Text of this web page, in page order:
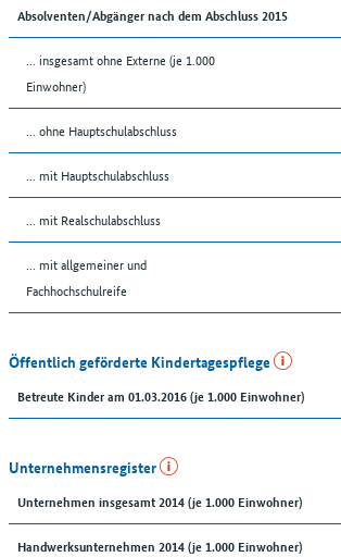
Absolventen/Abgänger nach dem Abschluss 2015
... insgesamt ohne Externe (je 1.000
Einwohner)
... ohne Hauptschulabschluss
... mit Hauptschulabschluss
... mit Realschulabschluss
... mit allgemeiner und
Fachhochschulreife
Öffentlich geförderte Kindertagespflege
Betreute Kinder am 01.03.2016 (je 1.000 Einwohner)
Unternehmensregister
Unternehmen insgesamt 2014 (je 1.000 Einwohner)
Handwerksunternehmen 2014 (je 1.000 Einwohner)